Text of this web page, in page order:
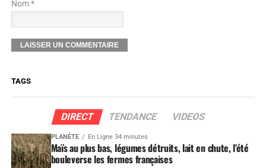
Nom *
TAGS
DIRECT TENDANCE VIDEOS
PLANÈTE En Ligne 34 minutes
Maïs au plus bas, légumes détruits, lait en chute, l’été
bouleverse les fermes françaises